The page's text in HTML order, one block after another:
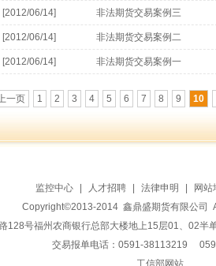
[2012/06/14] 非法期货交易案例三
[2012/06/14] 非法期货交易案例二
[2012/06/14] 非法期货交易案例一
一页 1 2 3 4 5 6 7 8 9 10
监控中心 人才招聘 法律申明 网站
Copyright©2013-2014 鑫鼎盛期货有限公司
128号福州农商银行总部大楼地上15层01、02
交易报单电话：0591-38113219
工信部网站